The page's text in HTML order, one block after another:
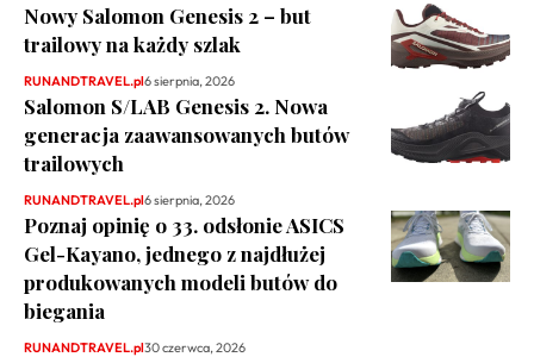
Nowy Salomon Genesis 2 – but
trailowy na każdy szlak
RUNANDTRAVEL.pl6 sierpnia, 2026
Salomon S/LAB Genesis 2. Nowa
generacja zaawansowanych butów
trailowych
RUNANDTRAVEL.pl6 sierpnia, 2026
Poznaj opinię o 33. odsłonie ASICS
Gel-Kayano, jednego z najdłużej
produkowanych modeli butów do
biegania
RUNANDTRAVEL.pl30 czerwca, 2026